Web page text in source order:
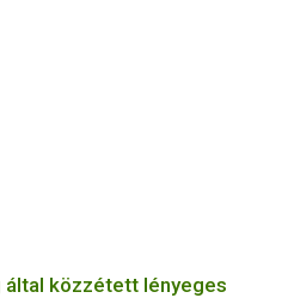
által közzétett lényeges